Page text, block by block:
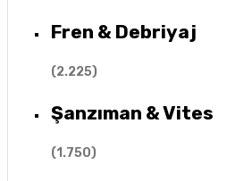
Fren & Debriyaj
(2.225)
Şanzıman & Vites
(1.750)